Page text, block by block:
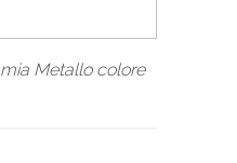
Metallo colore